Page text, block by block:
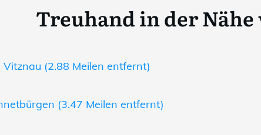
Treuhand in der Nähe
Vitznau (2.88 Meilen entfernt)
(3.47 Meilen entfernt)